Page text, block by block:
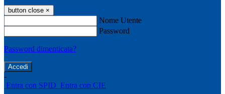
button close ×
Nome Utente
Password
Password dimenticata?
-
Entra con SPID Entra con CIE